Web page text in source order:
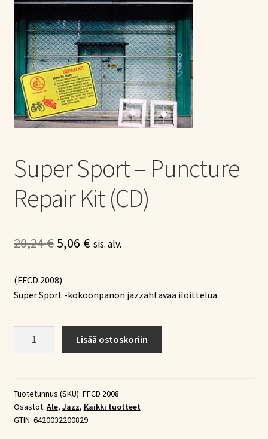
Tietoa meistä
Konserttiliput
Super Sport – Puncture
Repair Kit (CD)
20,24€Alkuperäinen
oli:
5,06 €Nykyinen
sis. alv.
(FFCD 2008)
Super Sport -kokoonpanon jazzahtavaa iloittelua
Repair
Kit
(CD)
Lisää ostoskoriin
Tuotetunnus (SKU): FFCD 2008
Osastot: Ale, Jazz, Kaikki tuotteet
GTIN: 6420032200829